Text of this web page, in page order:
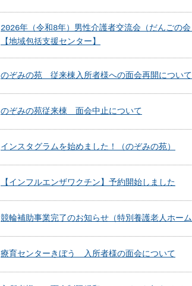
2026年（令和8年）男性介護者交流会（だんごの
【地域包括支援センター】
のぞみの苑 従来棟入所者様への面会再開について
のぞみの苑従来棟 面会中止について
インスタグラムを始めました！（のぞみの苑）
【インフルエンザワクチン】予約開始しました
競輪補助事業完了のお知らせ（特別養護老人ホー
療育センターきぼう 入所者様の面会について